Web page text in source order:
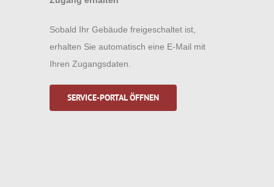
Sobald Ihr Gebäude freigeschaltet ist,
erhalten Sie automatisch eine E-Mail mit
Ihren Zugangsdaten.
SERVICE-PORTAL ÖFFNEN